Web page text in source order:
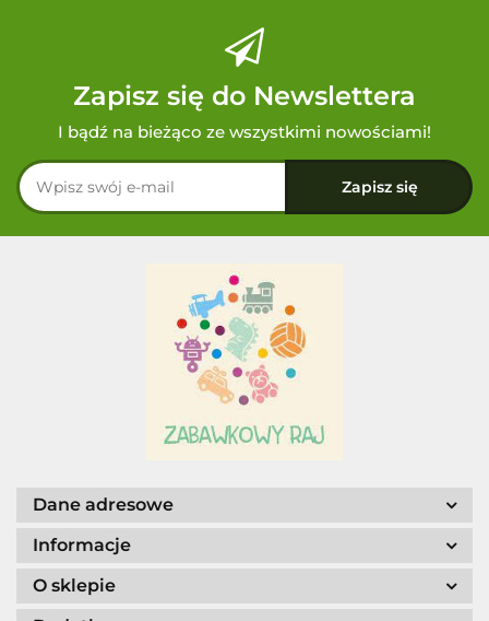
Zapisz się do Newslettera
I bądź na bieżąco ze wszystkimi nowościami!
Dane adresowe
Informacje
O sklepie